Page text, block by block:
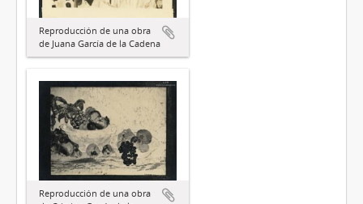
Reproducción de una obra
de Juana García de la Cadena
Reproducción de una obra